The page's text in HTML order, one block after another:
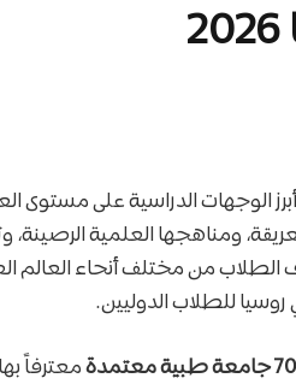
الوجهات الدراسية على مستوى
ومناهجها العلمية الرصينة،
من مختلف أنحاء العالم
للطلاب الدوليين.
معترفاً